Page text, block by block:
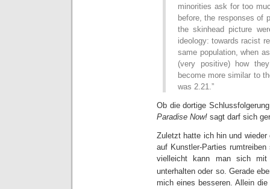
minorities ask for too
before, the responses of
the skinhead picture
ideology: towards racist
same population, when
(very positive) how
become more similar to
was 2.21.”
Ob die dortige
Paradise Now! sagt darf sich
Zuletzt hatte ich hin und
auf Kunstler-Parties
vielleicht kann man sich
unterhalten oder so. Gerade
mich eines besseren. Allein